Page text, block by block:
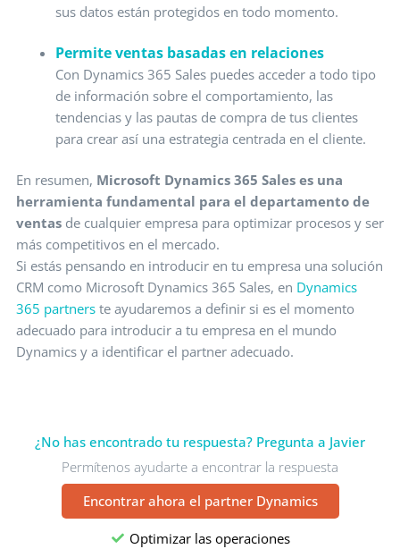
sus datos están protegidos en todo momento.
Permite ventas basadas en relaciones
Con Dynamics 365 Sales puedes acceder a todo tipo
de información sobre el comportamiento, las
tendencias y las pautas de compra de tus clientes
para crear así una estrategia centrada en el cliente.
En resumen, Microsoft Dynamics 365 Sales es una
herramienta fundamental para el departamento de
ventasde cualquier empresa para optimizar procesos y ser
más competitivos en el mercado.
Si estás pensando en introducir en tu empresa una solución
CRM como Microsoft Dynamics 365 Sales, en Dynamics
365 partnerste ayudaremos a definir si es el momento
adecuado para introducir a tu empresa en el mundo
Dynamics y a identificar el partner adecuado.
¿No has encontrado tu respuesta? Pregunta a Javier
Permítenos ayudarte a encontrar la respuesta
Encontrar ahora el partner Dynamics
Optimizar las operaciones